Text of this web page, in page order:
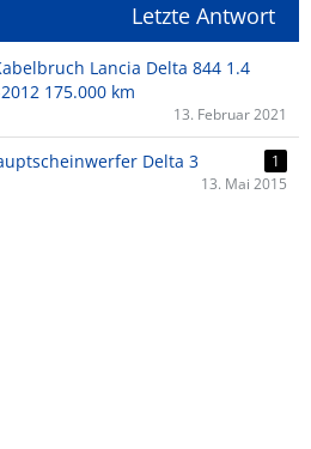
Letzte Antwort
Lancia Delta 844 1.4
175.000 km
13. Februar 2021
Delta 3
1
13. Mai 2015